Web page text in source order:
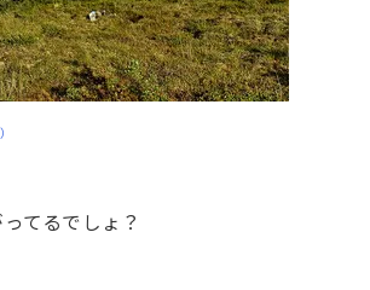
てるでしょ？